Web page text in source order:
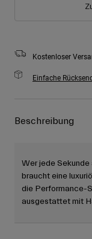
Kostenloser
Einfache
Beschreibung
Wer jede
braucht eine
die Performance-
ausgestattet mit